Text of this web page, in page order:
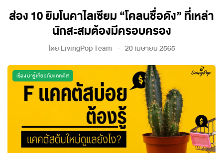
ส่อง 10 ยิมโนคาไลเซียม “โคลนชื่อดัง” ที่เหล่า
นักสะสมต้องมีครอบครอง
โดย LivingPop Team 20 เมษายน 2565
เรื่องน่ารู้เกี่ยวกับแคคตัส